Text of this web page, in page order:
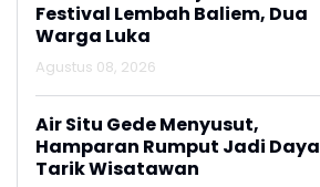
Festival Lembah Baliem, Dua
Warga Luka
Agustus 08, 2026
Air Situ Gede Menyusut,
Hamparan Rumput Jadi Daya
Tarik Wisatawan